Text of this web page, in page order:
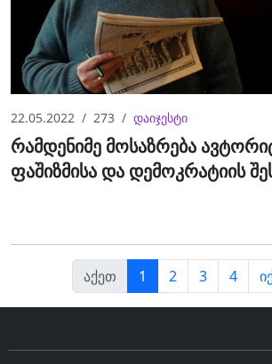
22.05.2022 273 დაიჯესტი
რამდენიმე მოსაზრება
ფაშიზმისა და დემოკრატიის
აქეთ 1 2 3 4